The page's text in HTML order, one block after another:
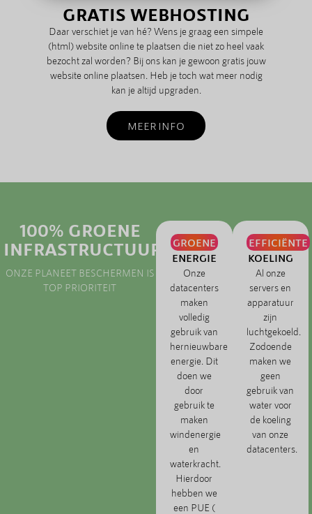
GRATIS WEBHOSTING
Daar verschiet je van hé? Wens je graag een simpele
(html) website online te plaatsen die niet zo heel vaak
bezocht zal worden? Bij ons kan je gewoon gratis jouw
website online plaatsen. Heb je toch wat meer nodig
kan je altijd upgraden.
MEER INFO
100% GROENE
INFRASTRUCTUUR
ONZE PLANEET BESCHERMEN IS
TOP PRIORITEIT
GROENE
ENERGIE
Onze
datacenters
maken
volledig
gebruik van
hernieuwbare
energie. Dit
doen we
door
gebruik te
maken
windenergie
en
waterkracht.
Hierdoor
hebben we
een PUE (
EFFICIËNTE
KOELING
Al onze
servers en
apparatuur
zijn
luchtgekoeld.
Zodoende
maken we
geen
gebruik van
water voor
de koeling
van onze
datacenters.